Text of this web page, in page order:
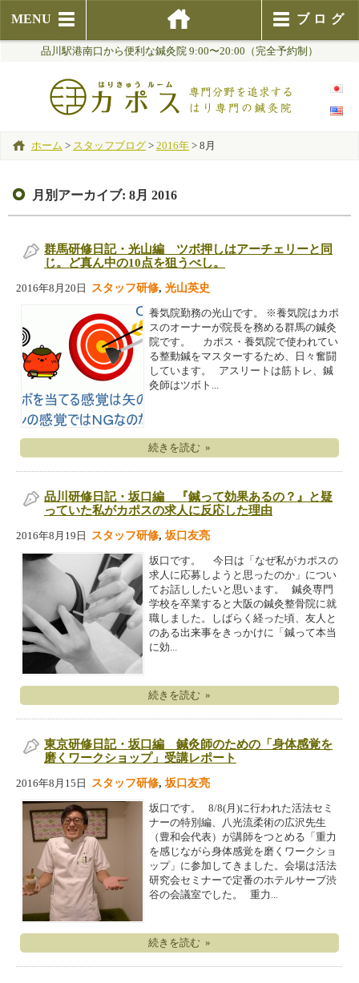
MENU ブログ
品川駅港南口から便利な鍼灸院 9:00〜20:00（完全予約制）
ホーム > スタッフブログ> 2016年 > 8月
月別アーカイブ: 8月 2016
群馬研修日記・光山編 ツボ押しはアーチェリーと同
じ。ど真ん中の10点を狙うべし。
2016年8月20日 スタッフ研修, 光山英史
養気院勤務の光山です。 ※養気院はカポ
スのオーナーが院長を務める群馬の鍼灸
院です。 カポス・養気院で使われてい
る整動鍼をマスターするため、日々奮闘
しています。 アスリートは筋トレ、鍼
灸師はツボト...
続きを読む »
品川研修日記・坂口編 『鍼って効果あるの？』と疑
っていた私がカポスの求人に反応した理由
2016年8月19日 スタッフ研修,坂口友亮
坂口です。 今日は「なぜ私がカポスの
求人に応募しようと思ったのか」につい
てお話ししたいと思います。 鍼灸専門
学校を卒業すると大阪の鍼灸整骨院に就
職しました。しばらく経った頃、友人と
のある出来事をきっかけに「鍼って本当
に効...
続きを読む »
東京研修日記・坂口編 鍼灸師のための「身体感覚を
磨くワークショップ」受講レポート
2016年8月15日 スタッフ研修,坂口友亮
坂口です。 8/8(月)に行われた活法セミ
ナーの特別編、八光流柔術の広沢先生
（豊和会代表）が講師をつとめる「重力
を感じながら身体感覚を磨くワークショ
ップ」に参加してきました。会場は活法
研究会セミナーで定番のホテルサーブ渋
谷の会議室でした。 重力...
続きを読む »